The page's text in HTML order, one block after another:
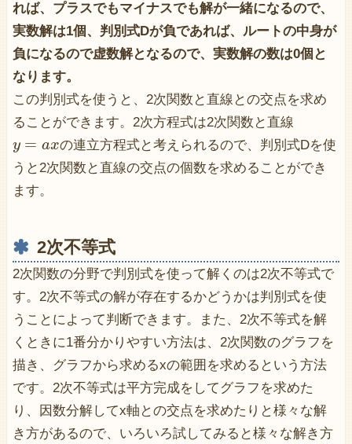
れば、プラスでもマイナスでも解が一緒になるので、
実数解は1個、判別式Dが負であれば、ルートの中身が
負になるので虚数解となるので、実数解の数は0個と
なります。
この判別式を使うと、2次関数と直線との交点を求め
ることができます。2次方程式は2次関数と直線
y = axの連立方程式と考えられるので、判別式Dを使
うと2次関数と直線の交点の個数を求めることができ
ます。
2次不等式
2次関数の分野で判別式を使って解くのは2次不等式で
す。2次不等式の解が存在するかどうかは判別式を使
うことによって判断できます。また、2次不等式を解
くときに1番分かりやすい方法は、2次関数のグラフを
描き、グラフから求めるxの範囲を求めるという方法
です。2次不等式は平方完成をしてグラフを求めた
り、因数分解してx軸との交点を求めたりと様々な解
き方があるので、いろいろ試してみると様々な解き方